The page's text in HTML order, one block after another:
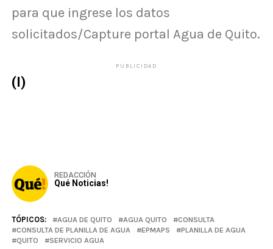
para que ingrese los datos
solicitados/Capture portal Agua de Quito.
PUBLICIDAD
(I)
REDACCIÓN
Qué Noticias!
TÓPICOS: AGUA DE QUITO AGUA QUITO
CONSULTA
CONSULTA DE PLANILLA DE AGUA
EPMAPS
PLANILLA DE AGUA
QUITO
SERVICIO AGUA